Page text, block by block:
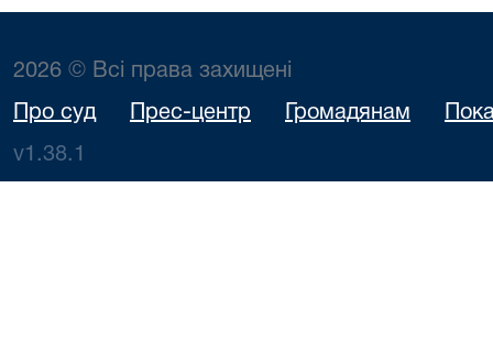
2026 © Всі права захищені
Про суд Прес-центр Громадянам
v1.38.1